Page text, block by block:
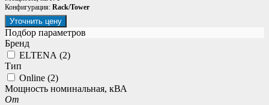
Конфигурация: Rack/Tower
Уточнить цену
Подбор параметров
Бренд
ELTENA (2)
Тип
Online (2)
Мощность номинальная, кВА
От